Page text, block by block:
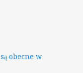
obecne w